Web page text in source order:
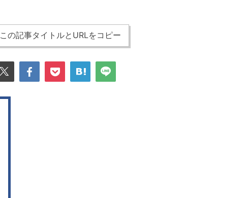
この記事タイトルとURLをコピー